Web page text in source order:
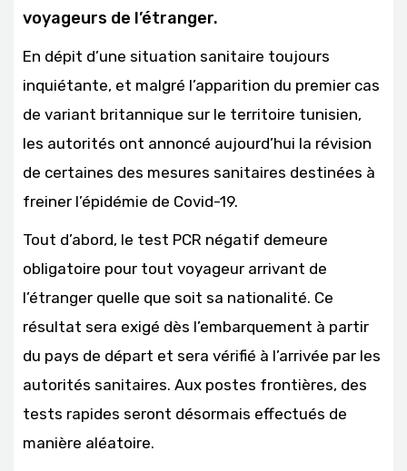
voyageurs de l’étranger.
En dépit d’une situation sanitaire toujours
inquiétante, et malgré l’apparition du premier cas
de variant britannique sur le territoire tunisien,
les autorités ont annoncé aujourd’hui la révision
de certaines des mesures sanitaires destinées à
freiner l’épidémie de Covid-19.
Tout d’abord, le test PCR négatif demeure
obligatoire pour tout voyageur arrivant de
l’étranger quelle que soit sa nationalité. Ce
résultat sera exigé dès l’embarquement à partir
du pays de départ et sera vérifié à l’arrivée par les
autorités sanitaires. Aux postes frontières, des
tests rapides seront désormais effectués de
manière aléatoire.